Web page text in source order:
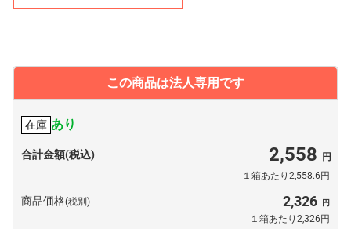
この商品は法人専用です
在庫 あり
合計金額(税込) 2,558
１箱あたり2,558.6円
商品価格(税別) 2,326
１箱あたり2,326円